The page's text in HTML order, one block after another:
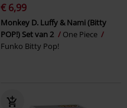
€ 6,99
Monkey D. Luffy & Nami (Bitty
POP!) Set van 2
One Piece
Funko Bitty Pop!